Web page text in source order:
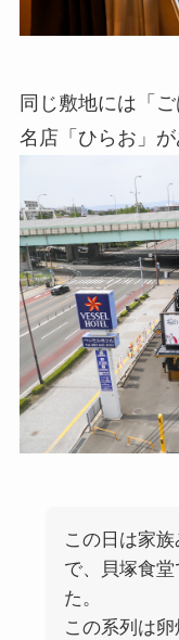
同じ敷地には「
名店「ひらお」が
この日は家
で、貝塚食
た。
この系列は